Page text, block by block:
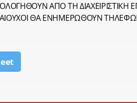
ΑΠΟ ΤΗ
ΘΑ ΕΝΗΜΕΡΩΘΟΥΝ